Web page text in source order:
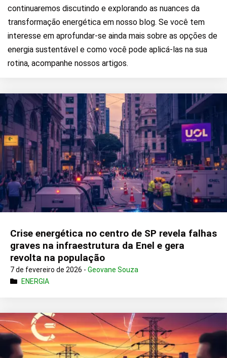
continuaremos discutindo e explorando as nuances da
transformação energética em nosso blog. Se você tem
interesse em aprofundar-se ainda mais sobre as opções de
energia sustentável e como você pode aplicá-las na sua
rotina, acompanhe nossos artigos.
Crise energética no centro de SP revela falhas
graves na infraestrutura da Enel e gera
revolta na população
7 de fevereiro de 2026 - Geovane Souza
ENERGIA